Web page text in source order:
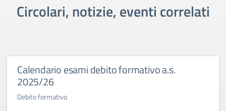
Circolari, notizie, eventi correlati
Calendario esami debito formativo a.s.
2025/26
Debito formativo